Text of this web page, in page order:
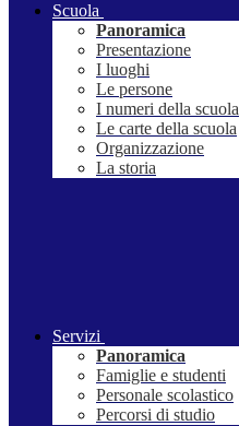
Scuola
Panoramica
Presentazione
I luoghi
Le persone
I numeri della scuola
Le carte della scuola
Organizzazione
La storia
Servizi
Panoramica
Famiglie e studenti
Personale scolastico
Percorsi di studio